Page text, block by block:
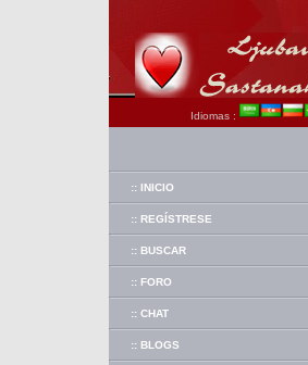
Idiomas :
:: INICIO
:: REGÍSTRESE
:: BUSCAR
:: FORO
:: CHAT
:: BLOGS